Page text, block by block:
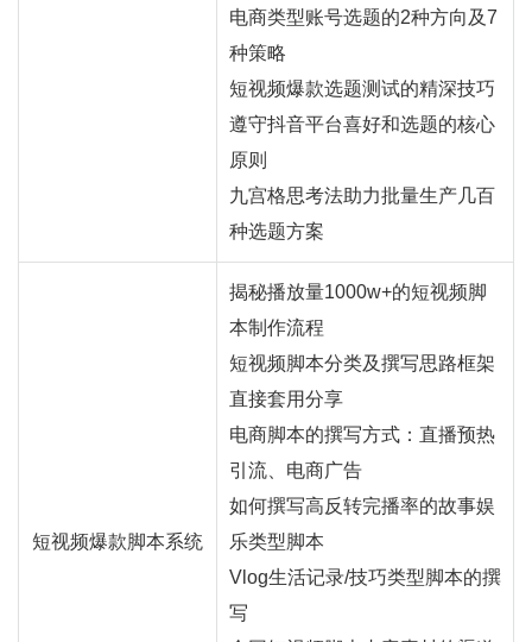
电商类型账号选题的2种方向及7
种策略
短视频爆款选题测试的精深技巧
遵守抖音平台喜好和选题的核心
原则
九宫格思考法助力批量生产几百
种选题方案
短视频爆款脚本系统
揭秘播放量1000w+的短视频脚
本制作流程
短视频脚本分类及撰写思路框架
直接套用分享
电商脚本的撰写方式： 直播预热
引流、电商广告
如何撰写高反转完播率的故事娱
乐类型脚本
Vlog生活记录/技巧类型脚本的撰
写